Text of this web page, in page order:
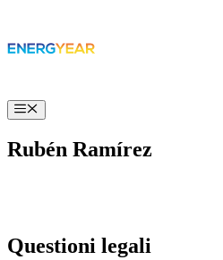
contenuto
Menú
Rubén Ramírez
Questioni legali